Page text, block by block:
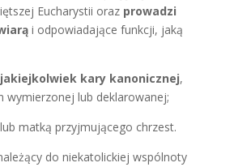
Eucharystii oraz prowadzi
i odpowiadające funkcji, jaką
kary kanonicznej,
wymierzonej lub deklarowanej;
matką przyjmującego chrzest.
do niekatolickiej wspólnoty